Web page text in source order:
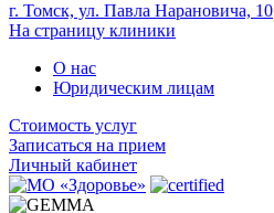
г. Томск, ул. Павла Нарановича, 10
На страницу клиники
О нас
Юридическим лицам
Стоимость услуг
Записаться на прием
Личный кабинет